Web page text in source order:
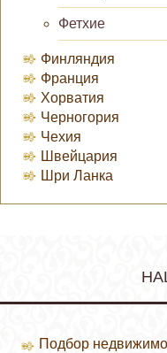
Фетхие
Финляндия
Франция
Хорватия
Черногория
Чехия
Швейцария
Шри Ланка
Подбор